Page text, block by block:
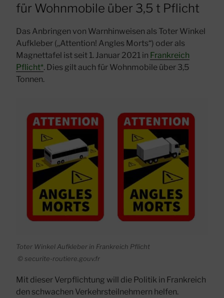
für Wohnmobile über 3,5 t Pflicht
Das Anbringen von Warnhinweisen als Toter Winkel
Aufkleber (,,Attention! Angles Morts“) oder als
Magnettafel ist seit 1. Januar 2021 in Frankreich
Pflicht*. Dies gilt auch für Wohnmobile über 3,5
Tonnen.
Toter Winkel Aufkleber in Frankreich Pflicht
© securite-routiere.gouv.fr
Mit dieser Verpflichtung will die Politik in Frankreich
den schwachen Verkehrsteilnehmern helfen.